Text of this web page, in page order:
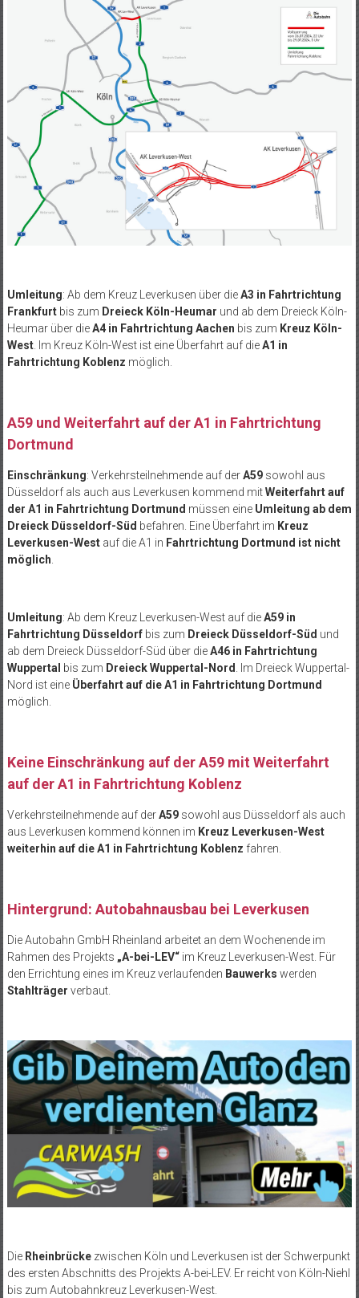
Umleitung: Ab dem Kreuz Leverkusen über dieA3 in Fahrtrichtung
Frankfurtbis zum Dreieck Köln-Heumar und ab dem Dreieck Köln-
Heumar über dieA4 in Fahrtrichtung Aachen bis zum Kreuz Köln-
West. Im Kreuz Köln-West ist eine Überfahrt auf dieA1 in
Fahrtrichtung Koblenz möglich.
A59 und Weiterfahrt auf der A1 in Fahrtrichtung
Dortmund
Einschränkung: Verkehrsteilnehmende auf derA59sowohl aus
Düsseldorf als auch aus Leverkusen kommend mitWeiterfahrt auf
der A1 in Fahrtrichtung Dortmund müssen eine Umleitung ab dem
Dreieck Düsseldorf-Süd befahren. Eine Überfahrt im Kreuz
Leverkusen-Westauf die A1 in Fahrtrichtung Dortmund ist nicht
möglich
Umleitung: Ab dem Kreuz Leverkusen-West auf dieA59 in
Fahrtrichtung Düsseldorfbis zum Dreieck Düsseldorf-Süd und
ab dem Dreieck Düsseldorf-Süd über dieA46 in Fahrtrichtung
Wuppertal bis zum Dreieck Wuppertal-Nord
. Im Dreieck Wuppertal-
Nord ist eine Überfahrt auf die A1 in Fahrtrichtung Dortmund
möglich.
Keine Einschränkung auf der A59 mit Weiterfahrt
auf der A1 in Fahrtrichtung Koblenz
Verkehrsteilnehmende auf derA59sowohl aus Düsseldorf als auch
aus Leverkusen kommend können im Kreuz Leverkusen-West
weiterhin auf die A1 in Fahrtrichtung Koblenz fahren.
Hintergrund: Autobahnausbau bei Leverkusen
Die Autobahn GmbH Rheinland arbeitet an dem Wochenende im
Rahmen des Projekts „A-bei-LEV“im Kreuz Leverkusen-West. Für
den Errichtung eines im Kreuz verlaufenden Bauwerks werden
Stahlträger verbaut.
Die Rheinbrückezwischen Köln und Leverkusen ist der Schwerpunkt
des ersten Abschnitts des Projekts A-bei-LEV. Er reicht von Köln-Niehl
bis zum Autobahnkreuz Leverkusen-West.